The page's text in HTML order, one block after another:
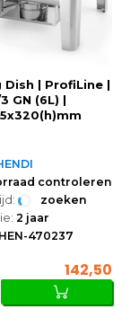
Dish | ProfiLine |
GN (6L) |
controleren
zoeken
2 jaar
HEN-470237
142,50